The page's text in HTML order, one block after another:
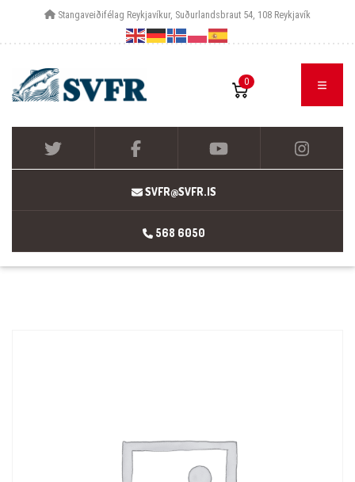
Stangaveiðifélag Reykjavíkur, Suðurlandsbraut 54, 108 Reykjavík
0
SVFR@SVFR.IS
568 6050